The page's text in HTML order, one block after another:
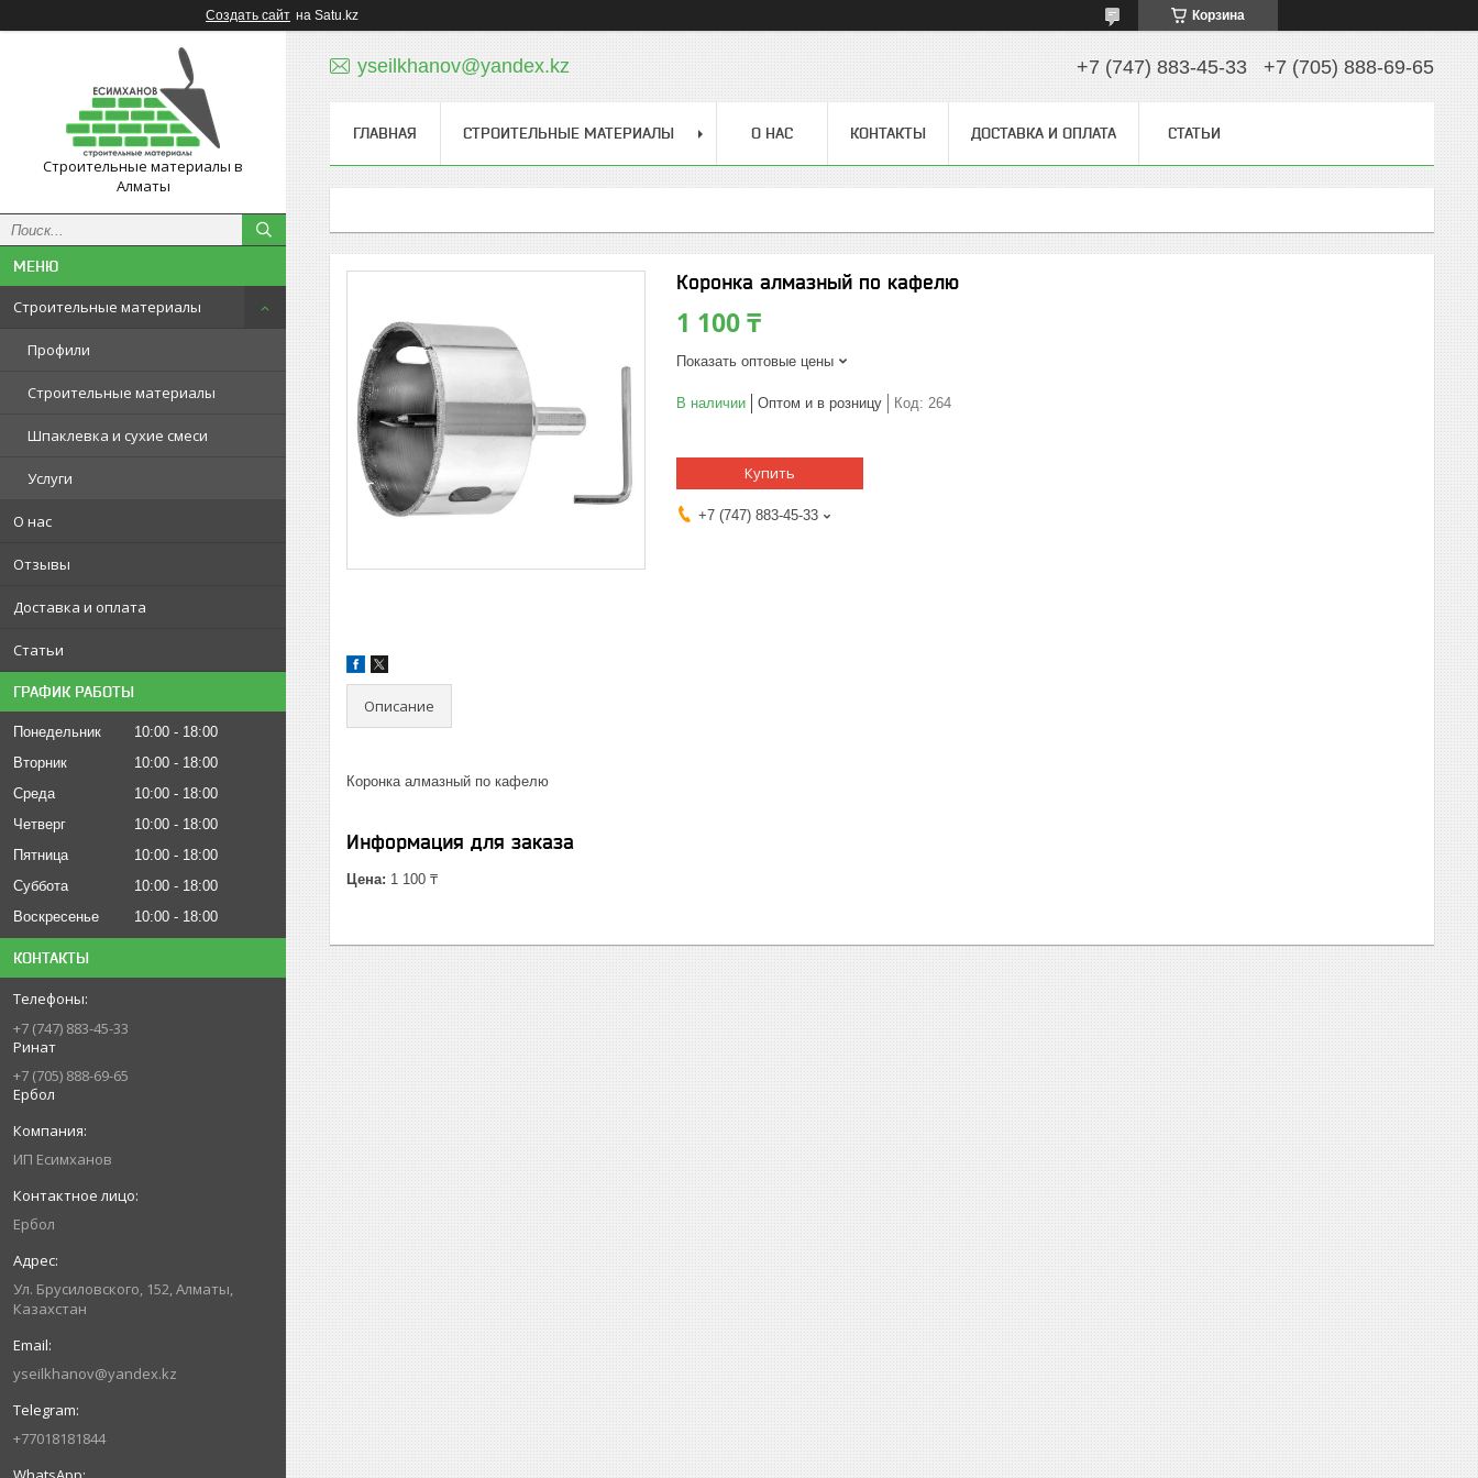
Создать сайт на Satu.kz Корзина
Строительные материалы в
Алматы
Строительные материалы
Профили
Строительные материалы
Шпаклевка и сухие смеси
Услуги
О нас
Отзывы
Доставка и оплата
Статьи
ГРАФИК РАБОТЫ
Понедельник 10:00
18:00
Вторник
10:00
18:00
Среда
10:00
18:00
Четверг
10:00
18:00
Пятница
10:00
18:00
Суббота
10:00
18:00
Воскресенье
10:00 18:00
КОНТАКТЫ
+7 (747) 883-45-33
Ринат
+7 (705) 888-69-65
Ербол
ИП Есимxанов
Ербол
Ул. Брусиловского, 152, Алматы,
Казахстан
yseilkhanov@yandex.kz
+77018181844
yseilkhanov@yandex.kz +7 (747) 883-45-33 +7 (705) 888-69-65
ГЛАВНАЯ СТРОИТЕЛЬНЫЕ МАТЕРИАЛЫ О НАС КОНТАКТЫ ДОСТАВКА И ОПЛАТА СТАТЬИ
Коронка алмазный по кафелю
1 100 ₸
Показать оптовые цены
В наличии Оптом и в розницу Код: 264
Купить
+7 (747) 883-45-33
Описание
Коронка алмазный по кафелю
Информация для заказа
Цена: 1 100 ₸